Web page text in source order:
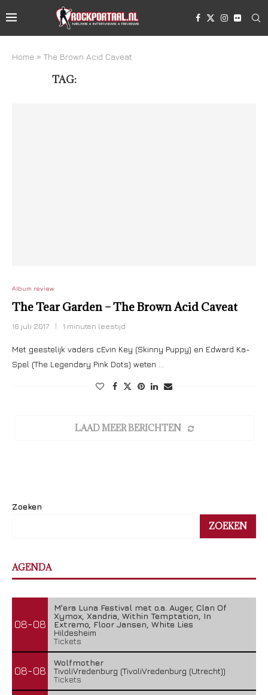
Home » The Brown Acid Caveat
TAG:
Album review
The Tear Garden – The Brown Acid Caveat
16 juli 2017 1 minuten leestijd
Met geestelijk vaders cEvin Key (Skinny Puppy) en Edward Ka-
Spel (The Legendary Pink Dots) weten …
LAAD MEER BERICHTEN
Zoeken
ZOEKEN
AGENDA
08-08
M'era Luna Festival met o.a. Auger, Clan Of
Xymox, Xandria, Within Temptation, In
Extremo, Floor Jansen, White Lies
Hildesheim
Tickets
08-08
Wolfmother
TivoliVredenburg (TivoliVredenburg (Utrecht))
Tickets